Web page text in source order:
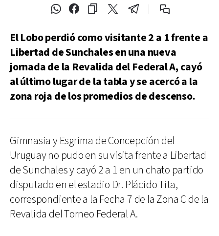
El Lobo perdió como visitante 2 a 1 frente a
Libertad de Sunchales en una nueva
jornada de la Revalida del Federal A, cayó
al último lugar de la tabla y se acercó a la
zona roja de los promedios de descenso.
Gimnasia y Esgrima de Concepción del
Uruguay no pudo en su visita frente a Libertad
de Sunchales y cayó 2 a 1 en un chato partido
disputado en el estadio Dr. Plácido Tita,
correspondiente a la Fecha 7 de la Zona C de la
Revalida del Torneo Federal A.